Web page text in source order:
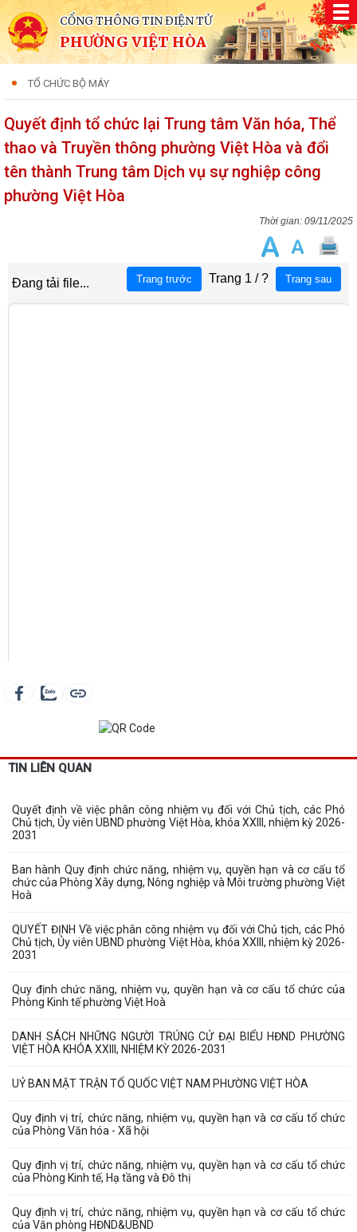
CỔNG THÔNG TIN ĐIỆN TỬ
PHƯỜNG VIỆT HÒA
TỔ CHỨC BỘ MÁY
Quyết định tổ chức lại Trung tâm Văn hóa, Thể
thao và Truyền thông phường Việt Hòa và đổi
tên thành Trung tâm Dịch vụ sự nghiệp công
phường Việt Hòa
09/11/2025
TIN LIÊN QUAN
Quyết định về việc phân công nhiệm vụ đối với Chủ tịch, các Phó
Chủ tịch, Ủy viên UBND phường Việt Hòa, khóa XXIII, nhiệm kỳ 2026-
2031
Ban hành Quy định chức năng, nhiệm vụ, quyền hạn và cơ cấu tổ
chức của Phòng Xây dựng, Nông nghiệp và Môi trường phường Việt
Hoà
QUYẾT ĐỊNH Về việc phân công nhiệm vụ đối với Chủ tịch, các Phó
Chủ tịch, Ủy viên UBND phường Việt Hòa, khóa XXIII, nhiệm kỳ 2026-
2031
Quy định chức năng, nhiệm vụ, quyền hạn và cơ cấu tổ chức của
Phòng Kinh tế phường Việt Hoà
DANH SÁCH NHỮNG NGƯỜI TRÚNG CỬ ĐẠI BIỂU HĐND PHƯỜNG
VIỆT HÒA KHÓA XXIII, NHIỆM KỲ 2026-2031
UỶ BAN MẶT TRẬN TỔ QUỐC VIỆT NAM PHƯỜNG VIỆT HÒA
Quy định vị trí, chức năng, nhiệm vụ, quyền hạn và cơ cấu tổ chức
của Phòng Văn hóa - Xã hội
Quy định vị trí, chức năng, nhiệm vụ, quyền hạn và cơ cấu tổ chức
của Phòng Kinh tế, Hạ tầng và Đô thị
Quy định vị trí, chức năng, nhiệm vụ, quyền hạn và cơ cấu tổ chức
của Văn phòng HĐND&UBND